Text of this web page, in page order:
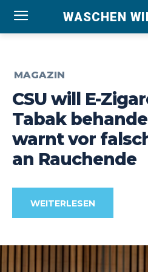
WASCHEN
MAGAZIN
CSU will E-
Tabak
warnt vor
an Rauchende
WEITERLESEN